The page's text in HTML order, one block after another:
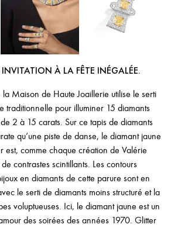
À LA FÊTE INÉGALÉE.
Maison de Haute Joaillerie utilise le serti
traditionnelle pour illuminer 15 diamants
2 à 15 carats. Sur ce tapis de diamants
qu’une piste de danse, le diamant jaune
est, comme chaque création de Valérie
contrastes scintillants. Les contours
en diamants de cette parure sont en
le serti de diamants moins structuré et la
voluptueuses. Ici, le diamant jaune est un
des soirées des années 1970. Glitter